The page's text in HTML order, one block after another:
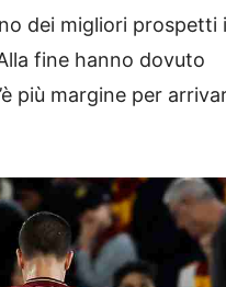
dei migliori prospetti
fine hanno dovuto
più margine per